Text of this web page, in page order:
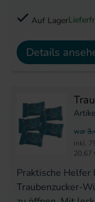
Auf Lager
Details
Praktische Helfer
Traubenzucker-
war
inkl.
20,67